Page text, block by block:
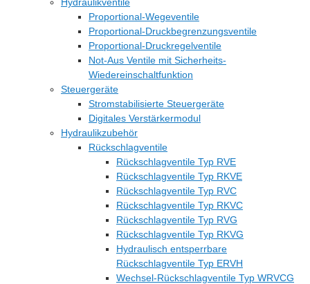
Proportional-Wegeventile
Proportional-Druckbegrenzungsventile
Proportional-Druckregelventile
Not-Aus Ventile mit Sicherheits-
Wiedereinschaltfunktion
Steuergeräte
Stromstabilisierte Steuergeräte
Digitales Verstärkermodul
Hydraulikzubehör
Rückschlagventile
Rückschlagventile Typ RVE
Rückschlagventile Typ RKVE
Rückschlagventile Typ RVC
Rückschlagventile Typ RKVC
Rückschlagventile Typ RVG
Rückschlagventile Typ RKVG
Hydraulisch entsperrbare
Rückschlagventile Typ ERVH
Wechsel-Rückschlagventile Typ WRVCG